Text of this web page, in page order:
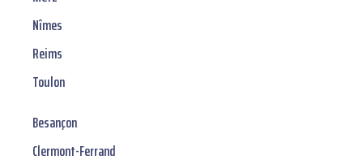
Nîmes
Reims
Toulon
Besançon
Clermont-Ferrand